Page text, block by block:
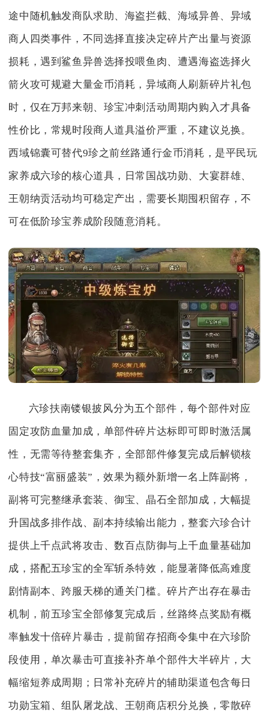
途中随机触发商队求助、海盗拦截、海域异兽、异域
商人四类事件，不同选择直接决定碎片产出量与资源
损耗，遇到鲨鱼异兽选择投喂鱼肉、遭遇海盗选择火
箭火攻可规避大量金币消耗，异域商人刷新碎片礼包
时，仅在万邦来朝、珍宝冲刺活动周期内购入才具备
性价比，常规时段商人道具溢价严重，不建议兑换。
西域锦囊可替代9珍之前丝路通行金币消耗，是平民玩
家养成六珍的核心道具，日常国战功勋、大宴群雄、
王朝纳贡活动均可稳定产出，需要长期囤积留存，不
可在低阶珍宝养成阶段随意消耗。
六珍扶南镂银披风分为五个部件，每个部件对应
固定攻防血量加成，单部件碎片达标即可即时激活属
性，无需等待整套集齐，全部部件修复完成后解锁核
心特技“富丽盛装”，效果为额外新增一名上阵副将，
副将可完整继承套装、御宝、晶石全部加成，大幅提
升国战多排作战、副本持续输出能力，整套六珍合计
提供上千点武将攻击、数百点防御与上千血量基础加
成，搭配五珍宝的全军斩杀特效，能显著降低高难度
剧情副本、跨服天梯的通关门槛。碎片产出存在暴击
机制，前五珍宝全部修复完成后，丝路终点奖励有概
率触发十倍碎片暴击，提前留存招商令集中在六珍阶
段使用，单次暴击可直接补齐单个部件大半碎片，大
幅缩短养成周期；日常补充碎片的辅助渠道包含每日
功勋宝箱、组队屠龙战、王朝商店积分兑换，零散碎